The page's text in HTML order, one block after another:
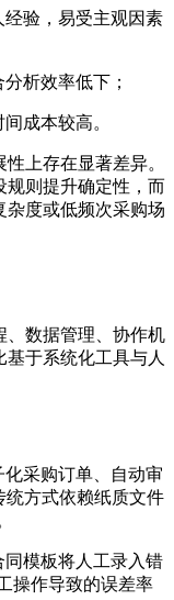
验，易受主观因素
析效率低下；
成本较高。
上存在显著差异。
规则提升确定性，而
杂度或低频次采购场
、数据管理、协作机
于系统化工具与人
化采购订单、自动审
统方式依赖纸质文件
同模板将人工录入错
操作导致的误差率